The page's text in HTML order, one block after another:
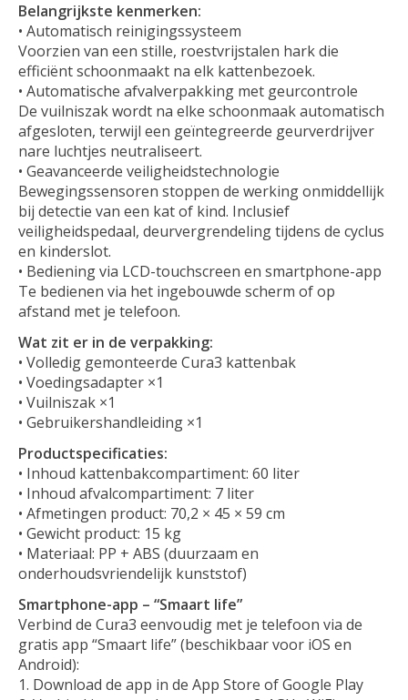
Belangrijkste kenmerken:
• Automatisch reinigingssysteem
Voorzien van een stille, roestvrijstalen hark die
efficiënt schoonmaakt na elk kattenbezoek.
• Automatische afvalverpakking met geurcontrole
De vuilniszak wordt na elke schoonmaak automatisch
afgesloten, terwijl een geïntegreerde geurverdrijver
nare luchtjes neutraliseert.
• Geavanceerde veiligheidstechnologie
Bewegingssensoren stoppen de werking onmiddellijk
bij detectie van een kat of kind. Inclusief
veiligheidspedaal, deurvergrendeling tijdens de cyclus
en kinderslot.
• Bediening via LCD-touchscreen en smartphone-app
Te bedienen via het ingebouwde scherm of op
afstand met je telefoon.
Wat zit er in de verpakking:
• Volledig gemonteerde Cura3 kattenbak
• Voedingsadapter ×1
• Vuilniszak ×1
• Gebruikershandleiding ×1
Productspecificaties:
• Inhoud kattenbakcompartiment: 60 liter
• Inhoud afvalcompartiment: 7 liter
• Afmetingen product: 70,2 × 45 × 59 cm
• Gewicht product: 15 kg
• Materiaal: PP + ABS (duurzaam en
onderhoudsvriendelijk kunststof)
Smartphone-app – “Smaart life”
Verbind de Cura3 eenvoudig met je telefoon via de
gratis app “Smaart life” (beschikbaar voor iOS en
Android):
1. Download de app in de App Store of Google Play